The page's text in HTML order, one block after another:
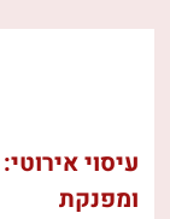
עיסוי
ומפנקת